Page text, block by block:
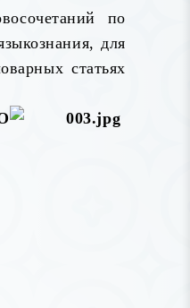
по
для
статьях